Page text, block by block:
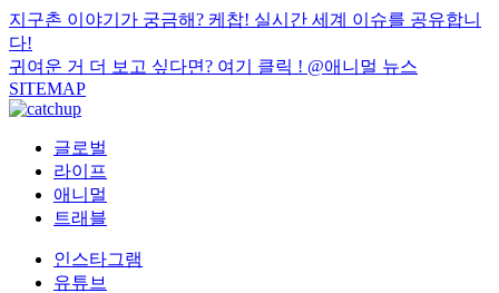
지구촌 이야기가 궁금해? 케찹! 실시간 세계 이슈를 공유합니
다!
귀여운 거 더 보고 싶다면? 여기 클릭 ! @애니멀 뉴스
SITEMAP
글로벌
라이프
애니멀
트래블
인스타그램
유튜브